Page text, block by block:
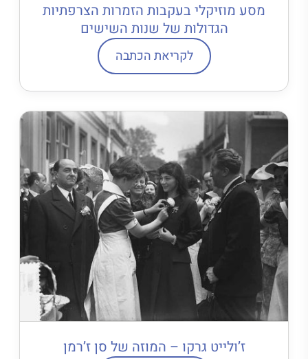
מסע מוזיקלי בעקבות הזמרות הצרפתיות
הגדולות של שנות השישים
לקריאת הכתבה
ז’ולייט גרקו – המוזה של סן ז’רמן